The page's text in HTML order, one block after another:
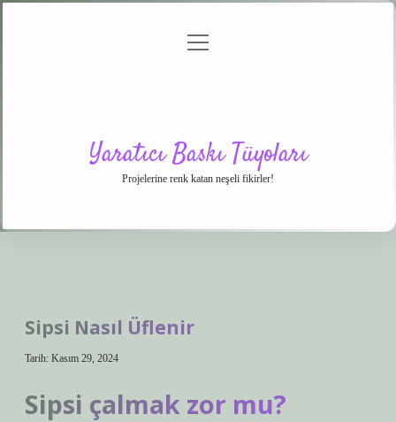
menüyü
Yaratıcı Baskı Tüyoları
Projelerine renk katan neşeli fikirler!
Sipsi Nasıl Üflenir
Tarih: Kasım 29, 2024
Sipsi çalmak zor mu?